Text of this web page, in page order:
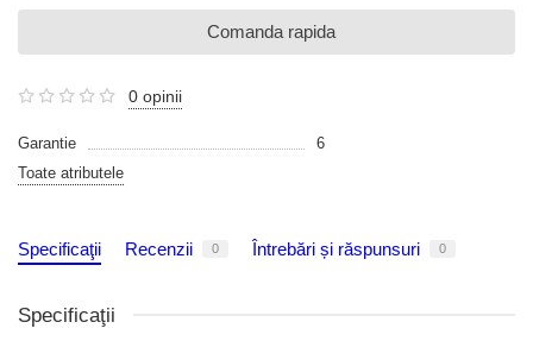
Comanda rapida
0 opinii
Garantie
6
Toate atributele
Specificaţii Recenzii 0 Întrebări și răspunsuri 0
Specificaţii